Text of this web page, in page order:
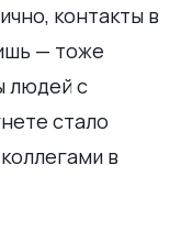
контакты в
— тоже
людей с
стало
в